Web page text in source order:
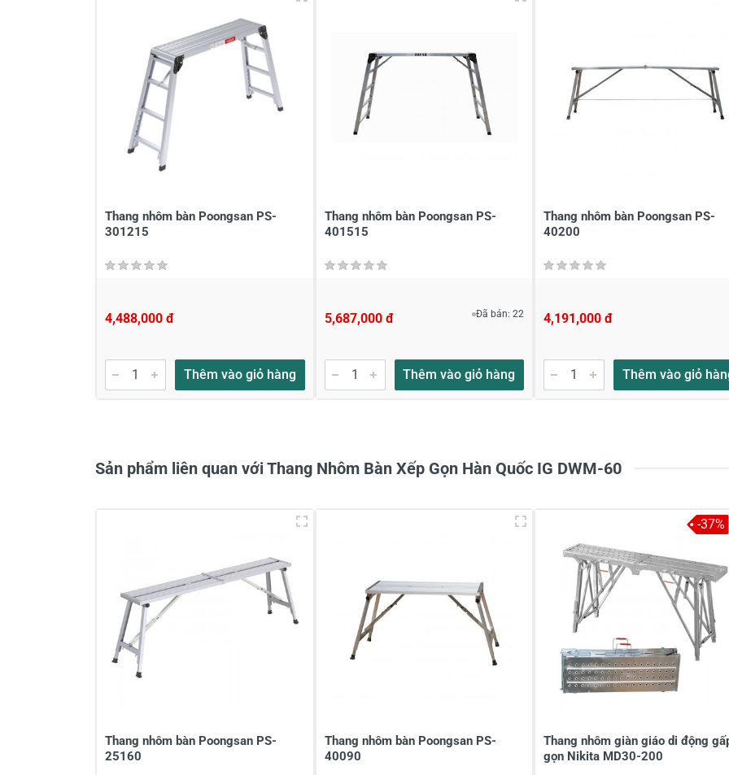
Viết nhận xét về sản phẩm
Đánh giá sao Họ và tên Tiêu đề của nhận xét*
Thang nhôm bàn Poongsan PS-
301215
4,488,000 đ
Thêm vào giỏ hàng
Thang nhôm bàn Poongsan PS-
401515
5,687,000 đ Đã bán: 22
Thêm vào giỏ hàng
Thang nhôm bàn Poongsan PS-
40200
4,191,000 đ
Thêm vào giỏ
Sản phẩm liên quan với Thang Nhôm Bàn Xếp Gọn Hàn Quốc IG DWM-60
Thang nhôm bàn Poongsan PS-
25160
Thang nhôm bàn Poongsan PS-
40090
Thang nhôm giàn giáo di động
gọn Nikita MD30-200
-37%